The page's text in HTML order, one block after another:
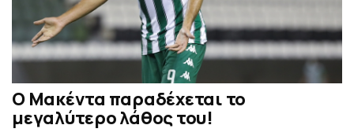
Ο Μακέντα παραδέχεται το
μεγαλύτερο λάθος του!